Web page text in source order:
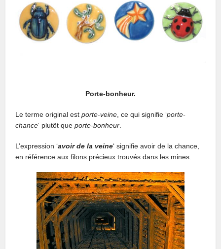
Porte-bonheur.
Le terme original estporte-veine, ce qui signifie ‘porte-
chance‘ plutôt queporte-bonheur.
L’expression ‘avoir de la veine‘ signifie avoir de la chance,
en référence aux filons précieux trouvés dans les mines.